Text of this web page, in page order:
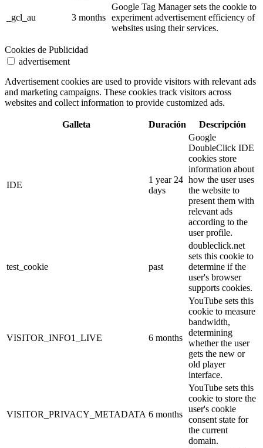
_gcl_au 3 months
Google Tag Manager sets the cookie to
experiment advertisement efficiency of
websites using their services.
Cookies de Publicidad
advertisement
Advertisement cookies are used to provide visitors with relevant ads
and marketing campaigns. These cookies track visitors across
websites and collect information to provide customized ads.
Galleta Duración Descripción
IDE
1 year 24
days
Google
DoubleClick IDE
cookies store
information about
how the user uses
the website to
present them with
relevant ads
according to the
user profile.
test_cookie past
doubleclick.net
sets this cookie to
determine if the
user's browser
supports cookies.
VISITOR_INFO1_LIVE 6 months
YouTube sets this
cookie to measure
bandwidth,
determining
whether the user
gets the new or
old player
interface.
VISITOR_PRIVACY_METADATA 6 months
YouTube sets this
cookie to store the
user's cookie
consent state for
the current
domain.